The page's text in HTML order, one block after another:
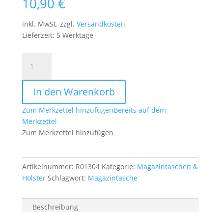
inkl. MwSt. zzgl. Versandkosten
Lieferzeit: 5 Werktage
"Bungee
Lock",
tan
Menge
In den Warenkorb
Zum Merkzettel hinzufügenBereits auf dem
Merkzettel
Zum Merkzettel hinzufügen
Artikelnummer: R01304 Kategorie: Magazintaschen &
Holster Schlagwort: Magazintasche
Beschreibung